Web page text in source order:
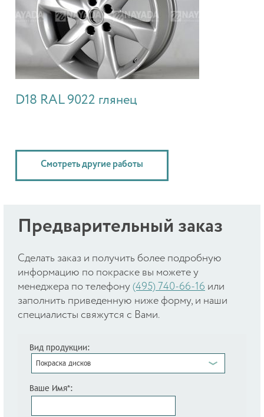
D18 RAL 9022 глянец
Смотреть другие работы
Предварительный заказ
Cделать заказ и получить более подробную
информацию по покраске вы можете у
менеджера по телефону (495) 740-66-16 или
заполнить приведенную ниже форму, и наши
специалисты свяжутся с Вами.
Вид продукции:
Покраска дисков
Ваше Имя*: